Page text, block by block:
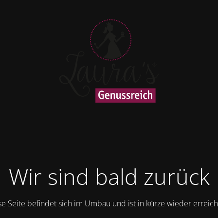
Wir sind bald zurück
Seite befindet sich im Umbau und ist in kürze wieder